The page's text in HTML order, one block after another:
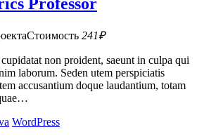
Professor
Стоимость 241₽
non proident, saeunt in culpa qui
laborum. Seden utem perspiciatis
accusantium doque laudantium, totam
WordPress